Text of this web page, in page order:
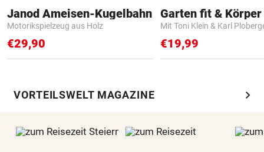
Janod Ameisen-Kugelbahn
Motorikspielzeug aus Holz
€29,90
Garten fit &
Mit Toni Klein & Karl
€19,99
VORTEILSWELT MAGAZINE chevron_right